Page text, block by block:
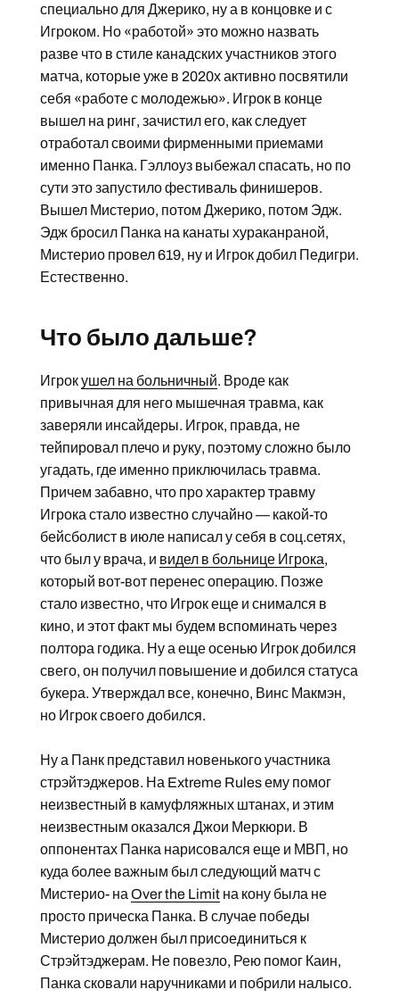
специально для Джерико, ну а в концовке и с
Игроком. Но «работой» это можно назвать
разве что в стиле канадских участников этого
матча, которые уже в 2020х активно посвятили
себя «работе с молодежью». Игрок в конце
вышел на ринг, зачистил его, как следует
отработал своими фирменными приемами
именно Панка. Гэллоуз выбежал спасать, но по
сути это запустило фестиваль финишеров.
Вышел Мистерио, потом Джерико, потом Эдж.
Эдж бросил Панка на канаты хураканраной,
Мистерио провел 619, ну и Игрок добил Педигри.
Естественно.
Что было дальше?
Игрокушел на больничный. Вроде как
привычная для него мышечная травма, как
заверяли инсайдеры. Игрок, правда, не
тейпировал плечо и руку, поэтому сложно было
угадать, где именно приключилась травма.
Причем забавно, что про характер травму
Игрока стало известно случайно — какой-то
бейсболист в июле написал у себя в соц.сетях,
что был у врача, и видел в больнице Игрока,
который вот-вот перенес операцию. Позже
стало известно, что Игрок еще и снимался в
кино, и этот факт мы будем вспоминать через
полтора годика. Ну а еще осенью Игрок добился
свего, он получил повышение и добился статуса
букера. Утверждал все, конечно, Винс Макмэн,
но Игрок своего добился.
Ну а Панк представил новенького участника
стрэйтэджеров. На Extreme Rules ему помог
неизвестный в камуфляжных штанах, и этим
неизвестным оказался Джои Меркюри. В
оппонентах Панка нарисовался еще и МВП, но
куда более важным был следующий матч с
Мистерио- на Over the Limitна кону была не
просто прическа Панка. В случае победы
Мистерио должен был присоединиться к
Стрэйтэджерам. Не повезло, Рею помог Каин,
Панка сковали наручниками и побрили налысо.